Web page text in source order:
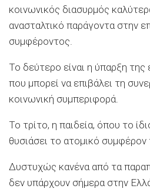
κοινωνικός διασυρμός
ανασταλτικό παράγοντα στην
συμφέροντος.
Το δεύτερο είναι η ύπαρξη της
που μπορεί να επιβάλει τη
κοινωνική συμπεριφορά.
Το τρίτο, η παιδεία, όπου το
θυσιάσει το ατομικό συμφέρον
Δυστυχώς κανένα από τα
δεν υπάρχουν σήμερα στην